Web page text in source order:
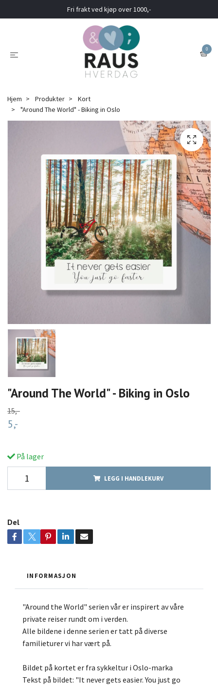
Fri frakt ved kjøp over 1000,-
0
Hjem Produkter
Kort
"Around The World" - Biking in Oslo
"Around The World" - Biking in Oslo
15,-
5,-
På lager
LEGG I HANDLEKURV
Del
INFORMASJON
"Around the World" serien vår er inspirert av våre
private reiser rundt om i verden.
Alle bildene i denne serien er tatt på diverse
familieturer vi har vært på.
Bildet på kortet er fra sykkeltur i Oslo-marka
Tekst på bildet: "It never gets easier. You just go